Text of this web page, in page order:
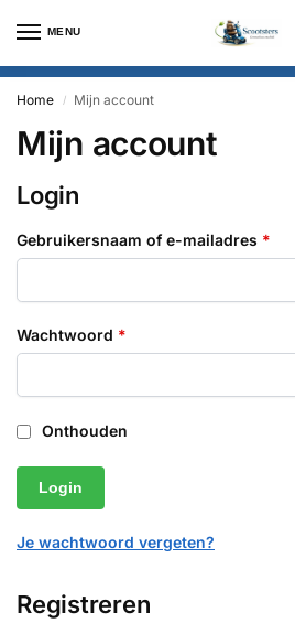
MENU
Home / Mijn account
Mijn account
Login
Gebruikersnaam of e-mailadres *
Wachtwoord *
Onthouden
Login
Je wachtwoord vergeten?
Registreren